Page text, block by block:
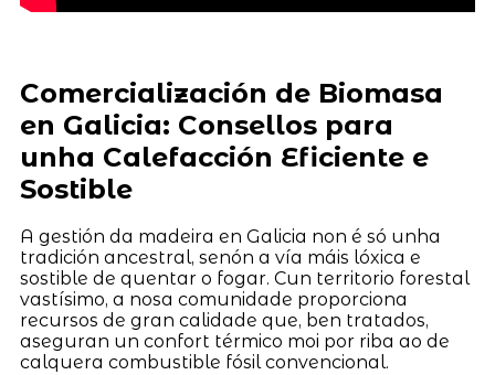
Comercialización de Biomasa
en Galicia: Consellos para
unha Calefacción Eficiente e
Sostible
A gestión da madeira en Galicia non é só unha
tradición ancestral, senón a vía máis lóxica e
sostible de quentar o fogar. Cun territorio forestal
vastísimo, a nosa comunidade proporciona
recursos de gran calidade que, ben tratados,
aseguran un confort térmico moi por riba ao de
calquera combustible fósil convencional.